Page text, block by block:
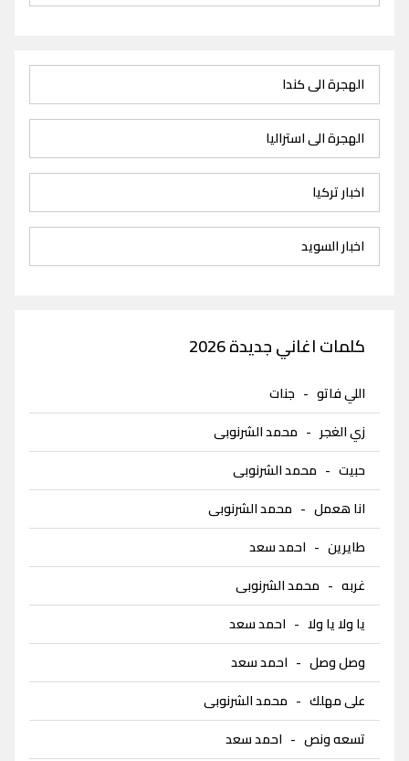
الهجرة الى كندا
الهجرة الى استراليا
اخبار تركيا
اخبار السويد
كلمات اغاني جديدة 2026
اللي فاتو - جنات
زي الغجر- محمد الشرنوبى
حبيت - محمد الشرنوبى
انا هعمل - محمد الشرنوبى
طايرين - احمد سعد
غربه - محمد الشرنوبى
يا ولا يا ولا - احمد سعد
وصل وصل - احمد سعد
على مهلك - محمد الشرنوبى
تسعه ونص - احمد سعد